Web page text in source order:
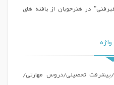
در هنرجویان از یافته های
واژه
پیشرفت تحصیلی/دروس مهارتی/